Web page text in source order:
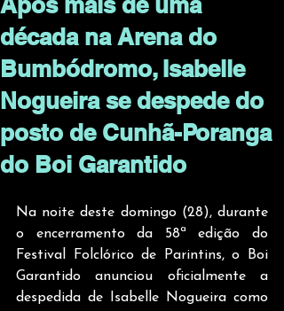
década na Arena do
Bumbódromo, Isabelle
Nogueira se despede do
posto de Cunhã-Poranga
do Boi Garantido
Na noite deste domingo (28), durante
o encerramento da 58ª edição do
Festival Folclórico de Parintins, o Boi
Garantido anunciou oficialmente a
despedida de Isabelle Nogueira como